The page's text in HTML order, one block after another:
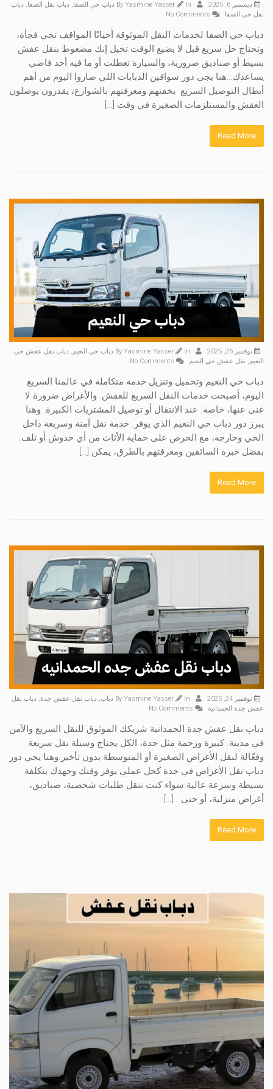
ديسمبر 6, 2025 Yasmine Yasser In دباب حي الصفا, دباب نقل الصفا, دباب
نقل حي الصفا
دباب حي الصفا لخدمات النقل الموثوقة أحيانًا المواقف تجي فجأة،
وتحتاج حل سريع قبل لا يضيع الوقت.تخيل إنك مضغوط بنقل عفش
بسيط أو صناديق ضرورية، والسيارة تعطلت أو ما فيه أحد فاضي
يساعدك…هنا يجي دور سواقين الدبابات اللي صاروا اليوم من أهم
أبطال التوصيل السريع بخفتهم ومعرفتهم بالشوارع، يقدرون يوصلون
العفش والمستلزمات الصغيرة في وقت […]
Read More
نوفمبر 26, 2025 Yasmine Yasser In دباب حي النعيم, دباب نقل عفش حي
النعيم, نقل عفش حي النعيم
دباب حي النعيم وتحميل وتنزيل خدمة متكاملة في عالمنا السريع
اليوم، أصبحت خدمات النقل السريع للعفش. والأغراض ضرورة لا
غنى عنها، خاصة. عند الانتقال أو توصيل المشتريات الكبيرة. وهنا
يبرز دور دباب حي النعيم الذي يوفر. خدمة نقل آمنة وسريعة داخل
الحي وخارجه، مع الحرص على حماية الأثاث من أي خدوش أو تلف.
بفضل خبرة السائقين ومعرفتهم بالطرق، يمكن […]
Read More
نوفمبر 24, 2025 Yasmine Yasser In دباب, دباب نقل عفش جدة, دباب نقل
عفش جدة الحمدانية
دباب نقل عفش جدة الحمدانية شريكك الموثوق للنقل السريع والآمن
في مدينة. كبيرة وزحمة مثل جدة، الكل يحتاج وسيلة نقل سريعة
وفعّالة لنقل الأغراض الصغيرة أو المتوسطة بدون تأخير.وهنا يجي دور
دباب نقل الأغراض في جدة كحل عملي يوفر وقتك وجهدك بتكلفة
بسيطة وسرعة عالية.سواء كنت تنقل طلبات شخصية، صناديق،
أغراض منزلية، أو حتى . […]
Read More